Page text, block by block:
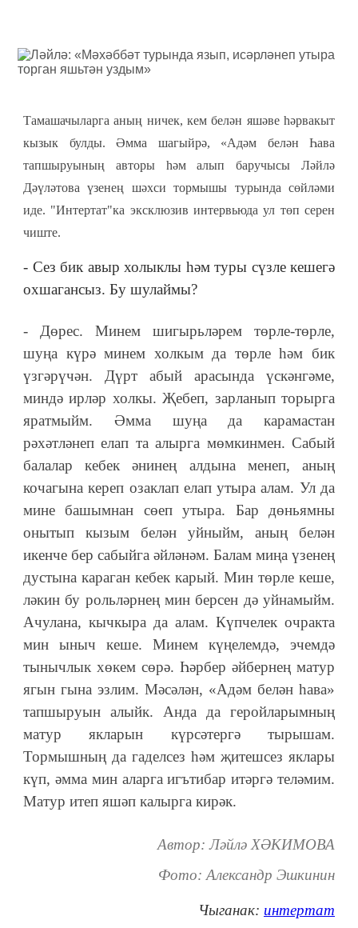
Тамашачыларга аның ничек, кем белән яшәве һәрвакыт
кызык булды. Әмма шагыйрә, «Адәм белән Һава
тапшыруының авторы һәм алып баручысы Ләйлә
Дәүләтова үзенең шәхси тормышы турында сөйләми
иде. "Интертат"ка эксклюзив интервьюда ул төп серен
чиште.
- Сез бик авыр холыклы һәм туры сүзле кешегә
охшагансыз. Бу шулаймы?
- Дөрес. Минем шигырьләрем төрле-төрле,
шуңа күрә минем холкым да төрле һәм бик
үзгәрүчән. Дүрт абый арасында үскәнгәме,
миндә ирләр холкы. Җебеп, зарланып торырга
яратмыйм. Әмма шуңа да карамастан
рәхәтләнеп елап та алырга мөмкинмен. Сабый
балалар кебек әнинең алдына менеп, аның
кочагына кереп озаклап елап утыра алам. Ул да
мине башымнан сөеп утыра. Бар дөньямны
онытып кызым белән уйныйм, аның белән
икенче бер сабыйга әйләнәм. Балам миңа үзенең
дустына караган кебек карый. Мин төрле кеше,
ләкин бу рольләрнең мин берсен дә уйнамыйм.
Ачулана, кычкыра да алам. Күпчелек очракта
мин ыныч кеше. Минем күңелемдә, эчемдә
тынычлык хөкем сөрә. Һәрбер әйбернең матур
ягын гына эзлим. Мәсәлән, «Адәм белән һава»
тапшыруын алыйк. Анда да геройларымның
матур якларын күрсәтергә тырышам.
Тормышның да гаделсез һәм җитешсез яклары
күп, әмма мин аларга игътибар итәргә теләмим.
Матур итеп яшәп калырга кирәк.
Автор: Ләйлә ХӘКИМОВА
Фото: Александр Эшкинин
Чыганак: интертат